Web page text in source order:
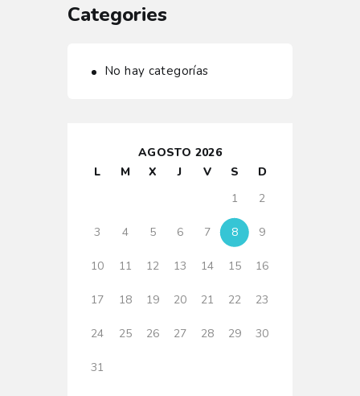
Categories
No hay categorías
AGOSTO 2026
L
M X J V S
D
1
2
3 4 5 6 7 8 9
10 11 12 13 14 15 16
17 18 19 20 21 22 23
24 25 26 27 28 29 30
31